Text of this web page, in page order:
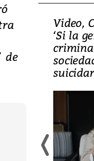
de
Video,
‘Si la